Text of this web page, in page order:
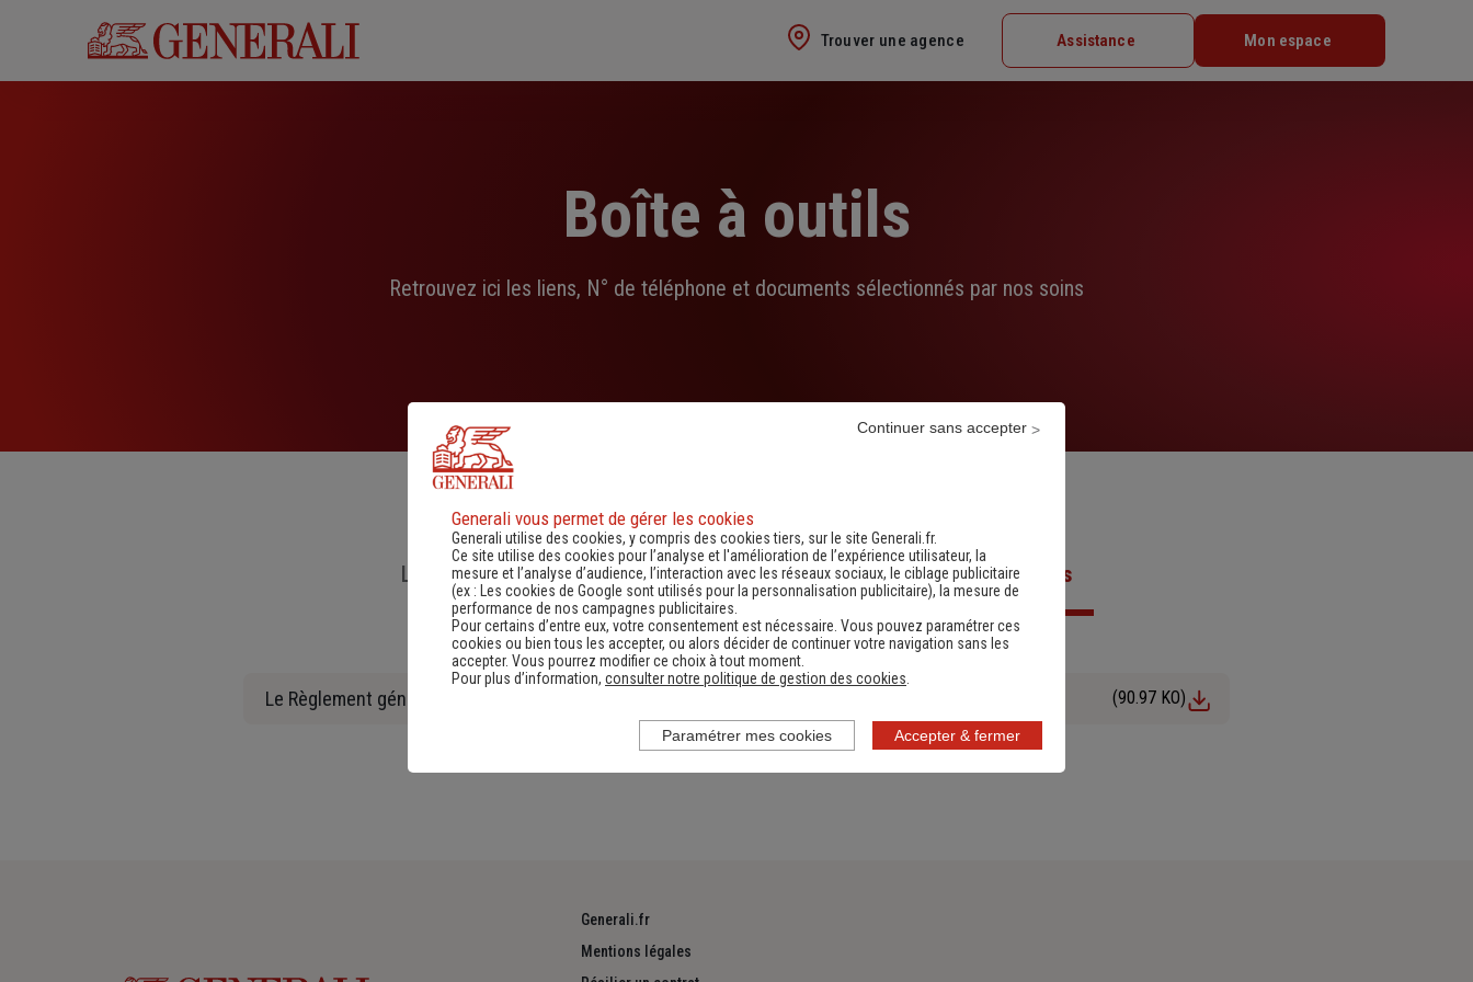
Trouver une agence Assistance Mon espace
Boîte à outils
Retrouvez ici les liens, N° de téléphone et documents sélectionnés par nos soins
Liens utiles Numéro de téléphone utiles Documents utiles
Le Règlement général sur la protection des données (90.97 KO)
Generali.fr
Mentions légales
Generali vous permet de gérer les cookies
Generali utilise des cookies, y compris des cookies tiers, sur le site Generali.fr.
Ce site utilise des cookies pour l’analyse et l'amélioration de l’expérience utilisateur, la
mesure et l’analyse d’audience, l’interaction avec les réseaux sociaux, le ciblage publicitaire
(ex :
Les cookies de Google sont utilisés pour la personnalisation publicitaire), la mesure de
performance de nos campagnes publicitaires.
Pour certains d’entre eux, votre consentement est nécessaire. Vous pouvez paramétrer ces
cookies ou bien tous les accepter, ou alors décider de continuer votre navigation sans les
accepter. Vous pourrez modifier ce choix à tout moment.
Pour plus d’information, consulter notre politique de gestion des cookies
Accepter & fermer
Continuer sans accepter
Paramétrer mes cookies